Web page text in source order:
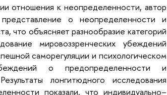
отношения к неопределенности, автор
о неопределенности и
что объясняет разнообразие категорий
мировоззренческих убеждений
саморегуляции и психологическом
о предопределенности и
лонгитюдного исследования
показали, что индивидуально–